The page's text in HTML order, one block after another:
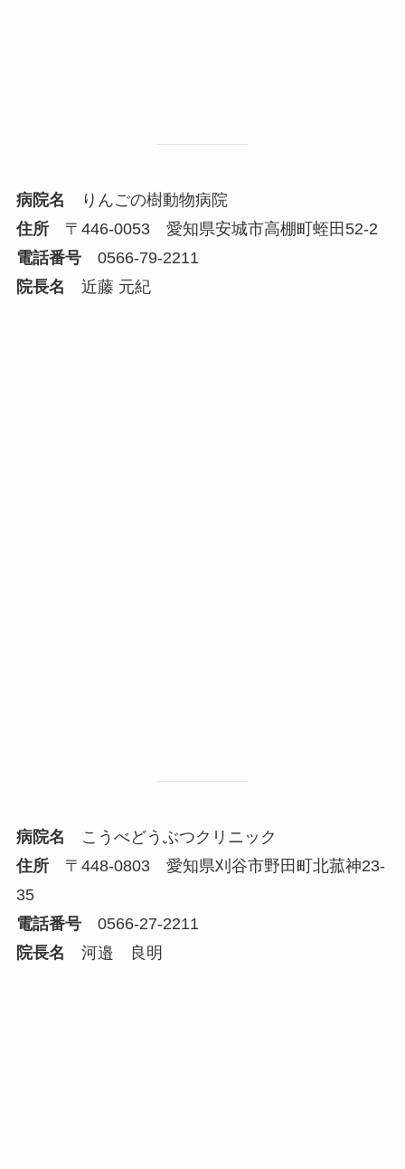
病院名 りんごの樹動物病院
住所〒446-0053 愛知県安城市高棚町蛭田52-2
電話番号0566-79-2211
院長名 近藤 元紀
病院名 こうべどうぶつクリニック
住所〒448-0803 愛知県刈谷市野田町北菰神23-
35
電話番号0566-27-2211
院長名 河邉 良明